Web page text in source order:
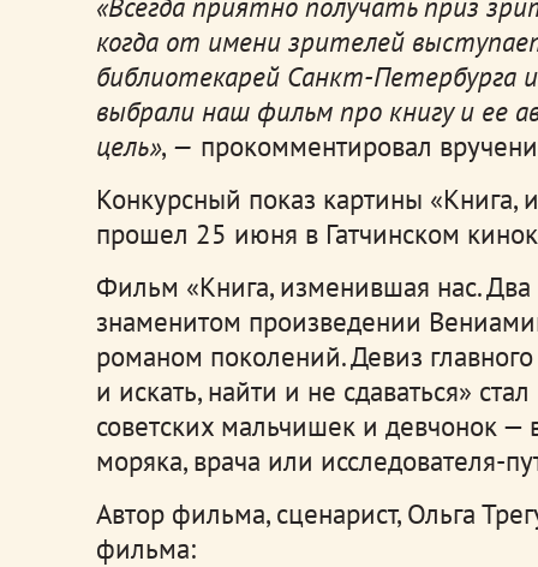
когда от имени зрителей
библиотекарей Санкт-Петербурга
выбрали наш фильм про книгу и ее
цель», — прокомментировал
Конкурсный показ картины «Книга,
прошел 25 июня в Гатчинском
Фильм «Книга, изменившая нас. Два
знаменитом произведении
романом поколений. Девиз
и искать, найти и не сдаваться»
советских мальчишек и девчонок —
моряка, врача или исследователя-
Автор фильма, сценарист, Ольга
фильма: